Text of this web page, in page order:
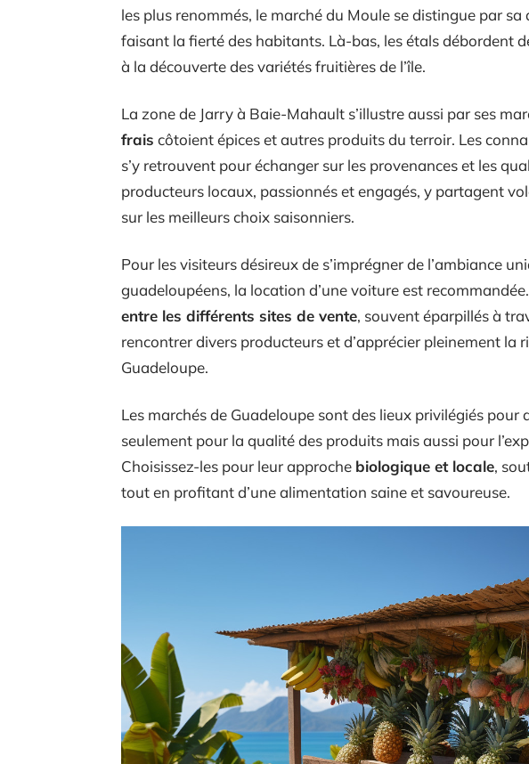
les plus renommés, le marché du Moule se distingue par sa
faisant la fierté des habitants. Là-bas, les étals débordent
à la découverte des variétés fruitières de l’île.
La zone de Jarry à Baie-Mahault s’illustre aussi par ses
frais côtoient épices et autres produits du terroir. Les
s’y retrouvent pour échanger sur les provenances et les
producteurs locaux, passionnés et engagés, y partagent
sur les meilleurs choix saisonniers.
Pour les visiteurs désireux de s’imprégner de l’ambiance
guadeloupéens, la location d’une voiture est
entre les différents sites de vente, souvent éparpillés à
rencontrer divers producteurs et d’apprécier pleinement la
Guadeloupe.
Les marchés de Guadeloupe sont des lieux privilégiés pour
seulement pour la qualité des produits mais aussi pour
Choisissez-les pour leur approche biologique et locale,
tout en profitant d’une alimentation saine et savoureuse.